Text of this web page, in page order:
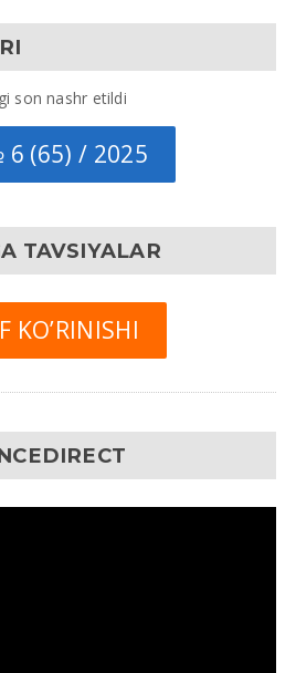
son nashr etildi
(65) / 2025
TAVSIYALAR
KO’RINISHI